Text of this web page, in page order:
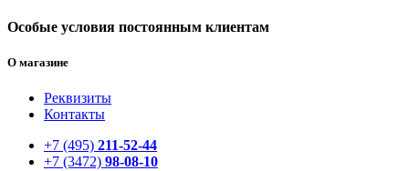
Особые условия постоянным клиентам
О магазине
Реквизиты
Контакты
+7 (495) 211-52-44
+7 (3472) 98-08-10